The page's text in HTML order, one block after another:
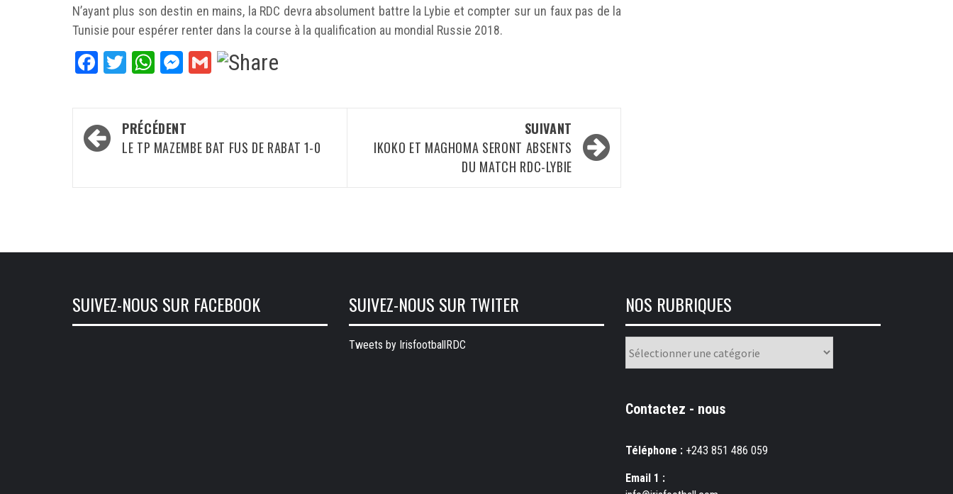
N’ayant plus son destin en mains, la RDC devra absolument battre la Lybie et compter sur un faux pas de la
Tunisie pour espérer renter dans la course à la qualification au mondial Russie 2018.
Facebook
TwitterWhatsApp
Messenger
Gmail
Navigation
d’article
PRÉCÉDENT
LE TP MAZEMBE BAT FUS DE RABAT 1-0
SUIVANT
IKOKO ET MAGHOMA SERONT ABSENTS
DU MATCH RDC-LYBIE
SUIVEZ-NOUS SUR FACEBOOK SUIVEZ-NOUS SUR TWITER
Tweets by IrisfootballRDC
NOS RUBRIQUES
rubriques
Contactez - nous
Téléphone : +243 851 486 059
Email 1 :